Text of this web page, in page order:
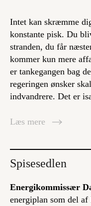
Log ind
Intet kan skræmme
konstante pisk. Du
stranden, du får
kommer kun mere
er tankegangen bag
regeringen ønsker
indvandrere. Det er
Læs mere
Spisesedlen
Energikommissær
energiplan som del